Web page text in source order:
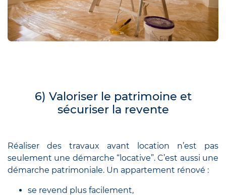
6) Valoriser le patrimoine et
sécuriser la revente
Réaliser des travaux avant location n’est pas
seulement une démarche “locative”. C’est aussi une
démarche patrimoniale. Un appartement rénové :
se revend plus facilement,